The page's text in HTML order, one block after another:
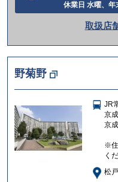
休業日 水曜、
取扱店
野菊野
JR
京
京
※住
く
松